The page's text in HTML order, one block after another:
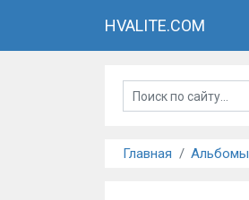
HVALITE.COM
Главная Альбомы